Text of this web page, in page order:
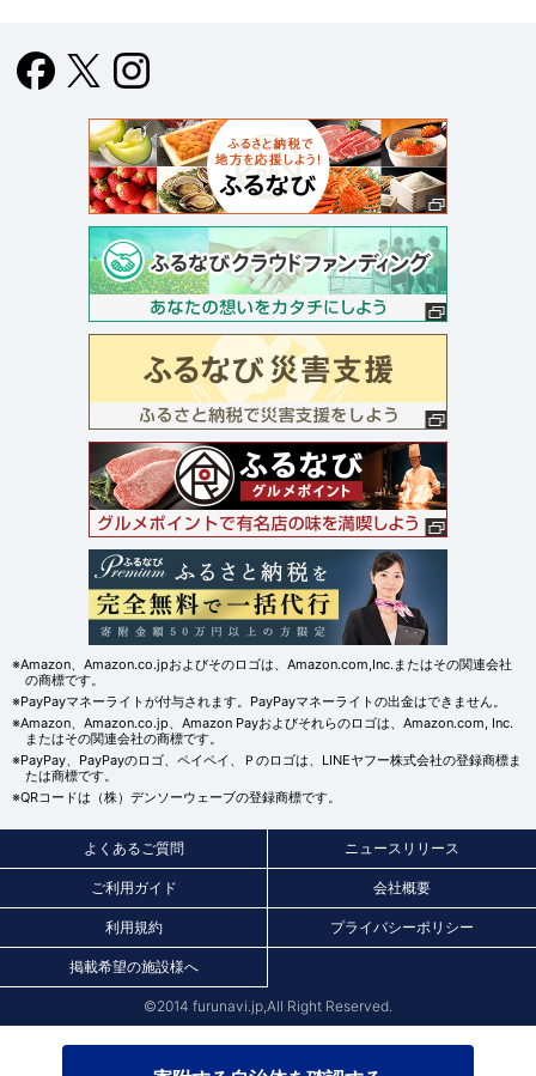
※Amazon、Amazon.co.jpおよびそのロゴは、Amazon.com,Inc.またはその関連会社
の商標です。
※PayPayマネーライトが付与されます。PayPayマネーライトの出金はできません。
※Amazon、Amazon.co.jp、Amazon Payおよびそれらのロゴは、Amazon.com, Inc.
またはその関連会社の商標です。
※PayPay、PayPayのロゴ、ペイペイ、Ｐのロゴは、LINEヤフー株式会社の登録商標ま
たは商標です。
※QRコードは（株）デンソーウェーブの登録商標です。
よくあるご質問 ニュースリリース
ご利用ガイド 会社概要
利用規約 プライバシーポリシー
掲載希望の施設様へ
©2014 furunavi.jp,All Right Reserved.